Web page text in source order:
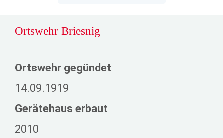
Ortswehr Briesnig
Ortswehr gegündet
14.09.1919
Gerätehaus erbaut
2010